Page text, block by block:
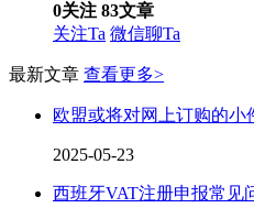
0关注 83文章
关注Ta 微信聊Ta
最新文章 查看更多>
欧盟或将对网上订购的小
2025-05-23
西班牙VAT注册申报常见